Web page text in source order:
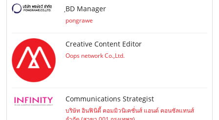
ฺBD Manager
pongrawe
Creative Content Editor
Oops network Co.,Ltd.
Communications Strategist
บริษัท อินฟินิตี้ คอมมิวนิเคชั่นส์ แอนด์ คอนซัลแทนส์